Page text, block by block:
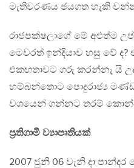
මැතිවරණය ජයගත හැකි
රාජපක්ෂලාගේ මේ අළුත්ම
මෙවරත් ඉන්දියාව හසු වේ
එකඟතාවට ගරු කරන්නැ යි
හම්බන්තොට පොදුරාජ්‍ය
වශයෙන් ගන්නට තරම්
ප‍්‍රතිගාමී ව්‍යාපෘතියක්
2007 ජුනි 06 වැනි දා